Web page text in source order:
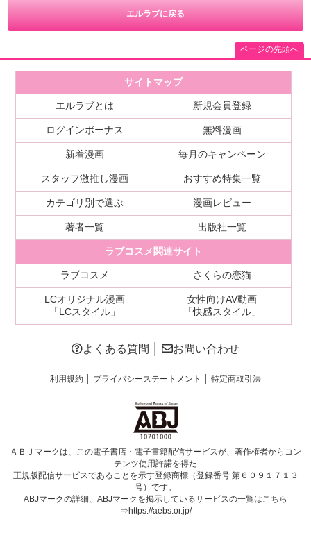
エルラブに戻る
ページの先頭へ
サイトマップ
エルラブとは 新規会員登録
ログインボーナス 無料漫画
新着漫画 毎月のキャンペーン
スタッフ激推し漫画 おすすめ特集一覧
カテゴリ別で選ぶ 漫画レビュー
著者一覧 出版社一覧
ラブコスメ関連サイト
ラブコスメ さくらの恋猫
LCオリジナル漫画
「LCスタイル」
女性向けAV動画
「快感スタイル」
よくある質問 お問い合わせ
利用規約│ プライバシーステートメント 特定商取引法
ＡＢＪマークは、この電子書店・電子書籍配信サービスが、著作権者からコン
テンツ使用許諾を得た
正規版配信サービスであることを示す登録商標（登録番号 第６０９１７１３
号）です。
ABJマークの詳細、ABJマークを掲示しているサービスの一覧はこちら
⇒ https://aebs.or.jp/